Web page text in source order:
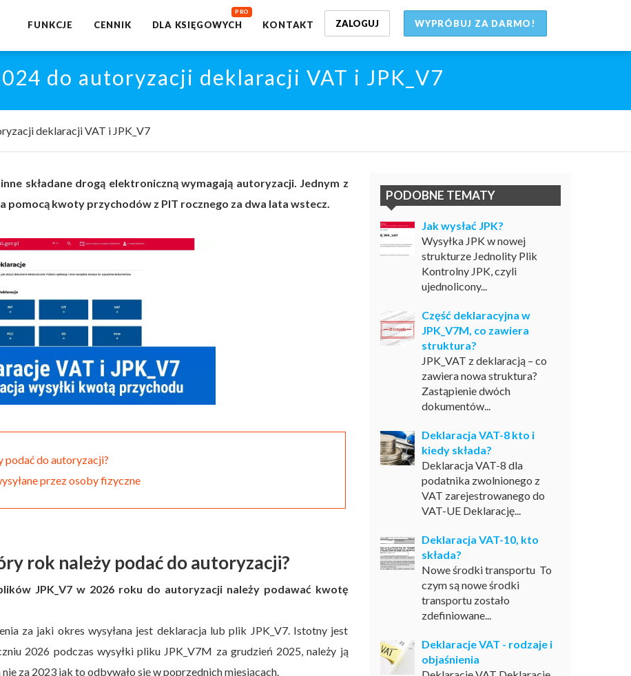
WYPRÓBUJ ZA DARMO!
ZALOGUJ
FUNKCJE CENNIK DLA KSIĘGOWYCH KONTAKT
do autoryzacji deklaracji VAT i JPK_V7
deklaracji VAT i JPK_V7
składane drogą elektroniczną wymagają autoryzacji. Jednym z
kwoty przychodów z PIT rocznego za dwa lata wstecz.
podać do autoryzacji?
przez osoby fizyczne
rok należy podać do autoryzacji?
JPK_V7 w 2026 roku do autoryzacji należy podawać kwotę
za jaki okres wysyłana jest deklaracja lub plik JPK_V7. Istotny jest
2026 podczas wysyłki pliku JPK_V7M za grudzień 2025, należy ją
za 2023 jak to odbywało się w poprzednich miesiącach.
PODOBNE TEMATY
Jak wysłać JPK?
Wysyłka JPK w nowej
strukturze Jednolity Plik
Kontrolny JPK, czyli
ujednolicony...
Część deklaracyjna w
JPK_V7M, co zawiera
struktura?
JPK_VAT z deklaracją – co
zawiera nowa struktura?
Zastąpienie dwóch
dokumentów...
Deklaracja VAT-8 kto i
kiedy składa?
Deklaracja VAT-8 dla
podatnika zwolnionego z
VAT zarejestrowanego do
VAT-UE Deklarację...
Deklaracja VAT-10, kto
składa?
Nowe środki transportu To
czym są nowe środki
transportu zostało
zdefiniowane...
Deklaracje VAT - rodzaje i
objaśnienia